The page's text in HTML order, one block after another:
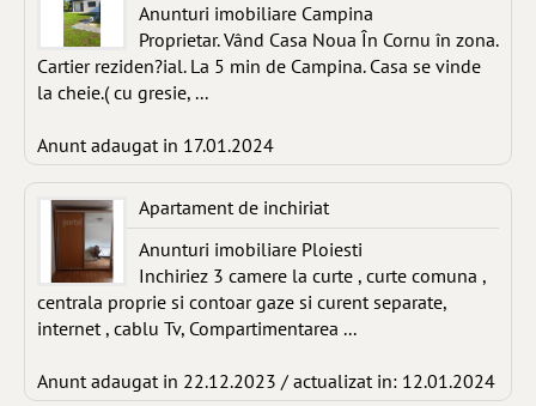
Anunturi imobiliare Campina
Proprietar. Vând Casa Noua În Cornu în zona.
Cartier reziden?ial. La 5 min de Campina. Casa se vinde
la cheie.( cu gresie, ...
Anunt adaugat in 17.01.2024
Apartament de inchiriat
Anunturi imobiliare Ploiesti
Inchiriez 3 camere la curte , curte comuna ,
centrala proprie si contoar gaze si curent separate,
internet , cablu Tv, Compartimentarea ...
Anunt adaugat in 22.12.2023 / actualizat in: 12.01.2024